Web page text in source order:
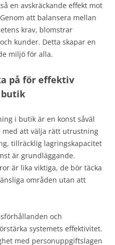
en avskräckande effekt mot
att balansera mellan
krav, blomstrar
kunder. Detta skapar en
miljö för alla.
på för effektiv
butik
i butik är en konst såväl
med att välja rätt utrustning
tillräcklig lagringskapacitet
är grundläggande.
är lika viktiga, de bör täcka
områden utan att
och
systemets effektivitet.
med personuppgiftslagen